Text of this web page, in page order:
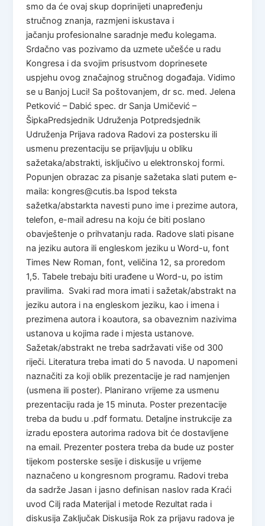
smo da će ovaj skup doprinijeti unapređenju
stručnog znanja, razmjeni iskustava i
jačanju profesionalne saradnje među kolegama.
Srdačno vas pozivamo da uzmete učešće u radu
Kongresa i da svojim prisustvom doprinesete
uspjehu ovog značajnog stručnog događaja. Vidimo
se u Banjoj Luci! Sa poštovanjem, dr sc. med. Jelena
Petković – Dabić spec. dr Sanja Umičević –
ŠipkaPredsjednik Udruženja Potpredsjednik
Udruženja Prijava radova Radovi za postersku ili
usmenu prezentaciju se prijavljuju u obliku
sažetaka/abstrakti, isključivo u elektronskoj formi.
Popunjen obrazac za pisanje sažetaka slati putem e-
maila: kongres@cutis.ba Ispod teksta
sažetka/abstarkta navesti puno ime i prezime autora,
telefon, e-mail adresu na koju će biti poslano
obavještenje o prihvatanju rada. Radove slati pisane
na jeziku autora ili engleskom jeziku u Word-u, font
Times New Roman, font, veličina 12, sa proredom
1,5. Tabele trebaju biti urađene u Word-u, po istim
pravilima. Svaki rad mora imati i sažetak/abstrakt na
jeziku autora i na engleskom jeziku, kao i imena i
prezimena autora i koautora, sa obaveznim nazivima
ustanova u kojima rade i mjesta ustanove.
Sažetak/abstrakt ne treba sadržavati više od 300
riječi. Literatura treba imati do 5 navoda. U napomeni
naznačiti za koji oblik prezentacije je rad namjenjen
(usmena ili poster). Planirano vrijeme za usmenu
prezentaciju rada je 15 minuta. Poster prezentacije
treba da budu u .pdf formatu. Detaljne instrukcije za
izradu epostera autorima radova bit će dostavljene
na email. Prezenter postera treba da bude uz poster
tijekom posterske sesije i diskusije u vrijeme
naznačeno u kongresnom programu. Radovi treba
da sadrže Jasan i jasno definisan naslov rada Kraći
uvod Cilj rada Materijal i metode Rezultat rada i
diskusija Zaključak Diskusija Rok za prijavu radova je